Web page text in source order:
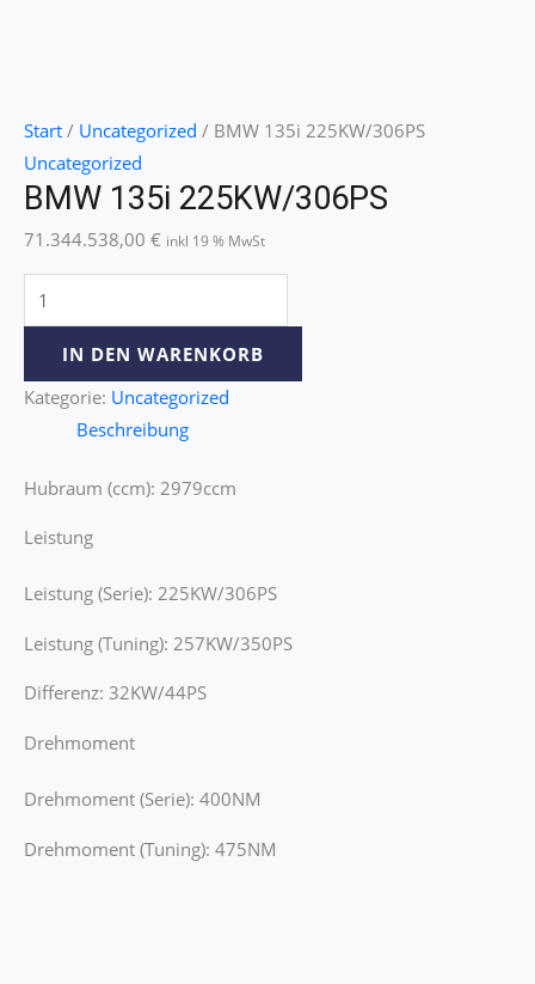
Start / Uncategorized / BMW 135i 225KW/306PS
Uncategorized
BMW 135i 225KW/306PS
71.344.538,00 € inkl 19 % MwSt
IN DEN WARENKORB
Kategorie: Uncategorized
Beschreibung
Hubraum (ccm): 2979ccm
Leistung
Leistung (Serie): 225KW/306PS
Leistung (Tuning): 257KW/350PS
Differenz: 32KW/44PS
Drehmoment
Drehmoment (Serie): 400NM
Drehmoment (Tuning): 475NM